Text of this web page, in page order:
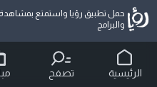
حمل تطبيق رؤيا واستمتع
والبرامج
الرئيسية تصفح